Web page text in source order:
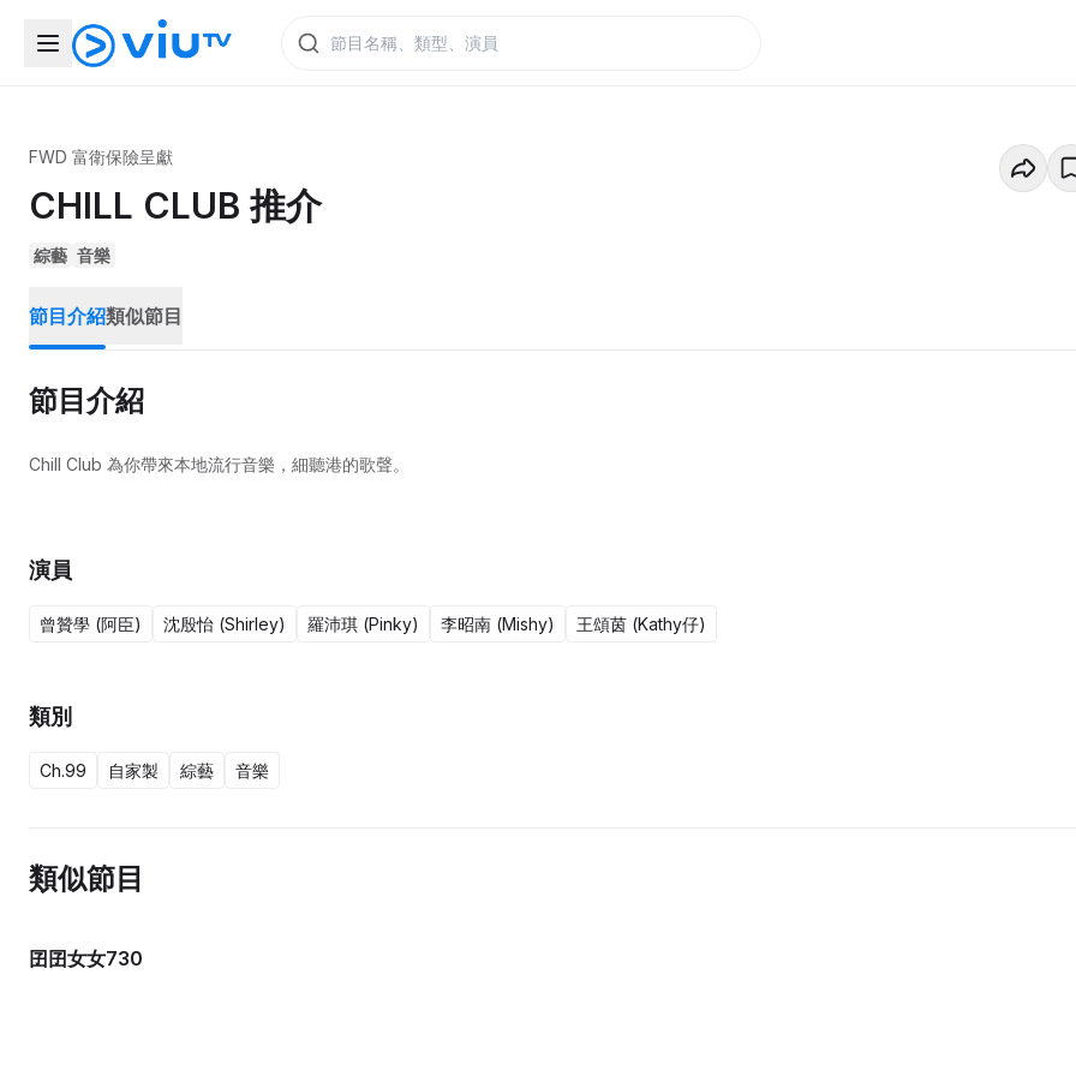
FWD 富衛保險呈獻
CHILL CLUB 推介
綜藝 音樂
節目介紹類似節目
節目介紹
Chill Club 為你帶來本地流行音樂，細聽港的歌聲。
演員
曾贊學 (阿臣) 沈殷怡 (Shirley) 羅沛琪 (Pinky) 李昭南 (Mishy) 王頌茵 (Kathy仔)
類別
Ch.99 自家製 綜藝 音樂
類似節目
囝囝女女730